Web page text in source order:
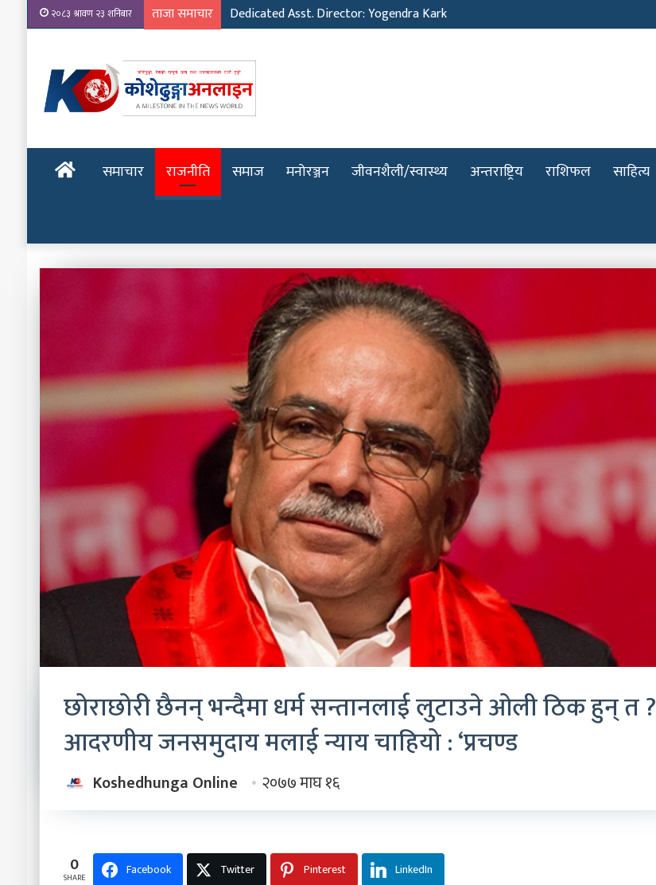
२०८३ श्रावण २३ शनिबार ताजा समाचार Dedicated Asst. Director: Yogendra Kark
होमपेजसमाचार राजनीति समाज मनोरञ्जन जीवनशैली/स्वास्थ्य अन्तराष्ट्रिय राशिफल साहित्य
छोराछोरी छैनन् भन्दैमा धर्म सन्तानलाई लुटाउने ओली ठिक हुन् त ?
आदरणीय जनसमुदाय मलाई न्याय चाहियो : ‘प्रचण्ड
Koshedhunga Online २०७७ माघ १६
0
SHARE Facebook Twitter Pinterest LinkedIn